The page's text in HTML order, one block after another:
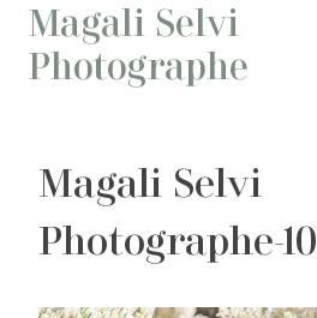
Aller
contenu
Magali Selvi
Photographe
Magali Selvi
Photographe-10